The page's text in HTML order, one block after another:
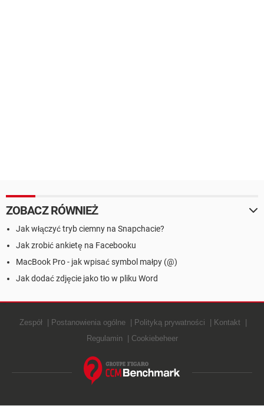
ZOBACZ RÓWNIEŻ
Jak włączyć tryb ciemny na Snapchacie?
Jak zrobić ankietę na Facebooku
MacBook Pro - jak wpisać symbol małpy (@)
Jak dodać zdjęcie jako tło w pliku Word
Zespół Postanowienia ogólne Polityką prywatności
Kontakt
Regulamin
Cookiebeheer